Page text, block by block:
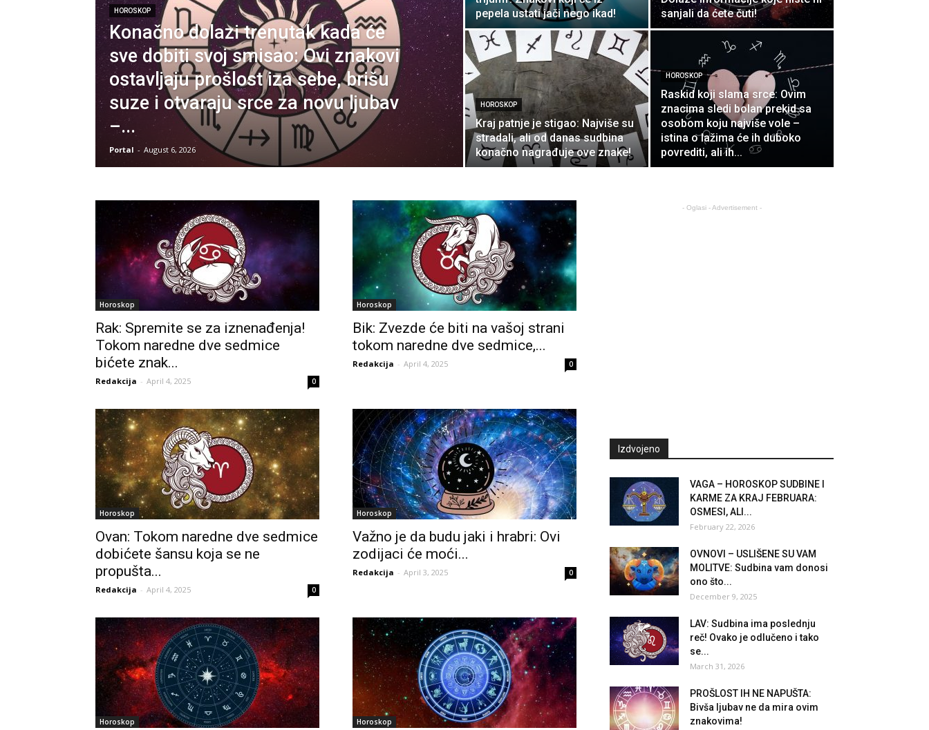
HOROSKOP
Konačno dolazi trenutak kada će
sve dobiti svoj smisao: Ovi znakovi
ostavljaju prošlost iza sebe, brišu
suze i otvaraju srce za novu ljubav
–...
Portal - August 6, 2026
pepela ustati jači nego ikad!
sanjali da ćete čuti!
HOROSKOP
Kraj patnje je stigao: Najviše su
stradali, ali od danas sudbina
konačno nagrađuje ove znake!
HOROSKOP
Raskid koji slama srce: Ovim
znacima sledi bolan prekid sa
osobom koju najviše vole –
istina o lažima će ih duboko
povrediti, ali ih...
Horoskop
Rak: Spremite se za iznenađenja!
Tokom naredne dve sedmice
bićete znak...
Redakcija - April 4, 2025 0
Horoskop
Bik: Zvezde će biti na vašoj strani
tokom naredne dve sedmice,...
Redakcija - April 4, 2025 0
Horoskop
Ovan: Tokom naredne dve sedmice
dobićete šansu koja se ne
propušta...
Redakcija - April 4, 2025 0
Horoskop
Važno je da budu jaki i hrabri: Ovi
zodijaci će moći...
Redakcija - April 3, 2025 0
Horoskop Horoskop
- Oglasi - Advertisement -
Izdvojeno
VAGA – HOROSKOP SUDBINE I
KARME ZA KRAJ FEBRUARA:
OSMESI, ALI...
February 22, 2026
OVNOVI – USLIŠENE SU VAM
MOLITVE: Sudbina vam donosi
ono što...
December 9, 2025
LAV: Sudbina ima poslednju
reč! Ovako je odlučeno i tako
se...
March 31, 2026
PROŠLOST IH NE NAPUŠTA:
Bivša ljubav ne da mira ovim
znakovima!